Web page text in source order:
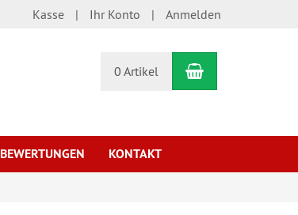
Kasse Ihr Konto Anmelden
0 Artikel Warenkorb
BEWERTUNGEN KONTAKT